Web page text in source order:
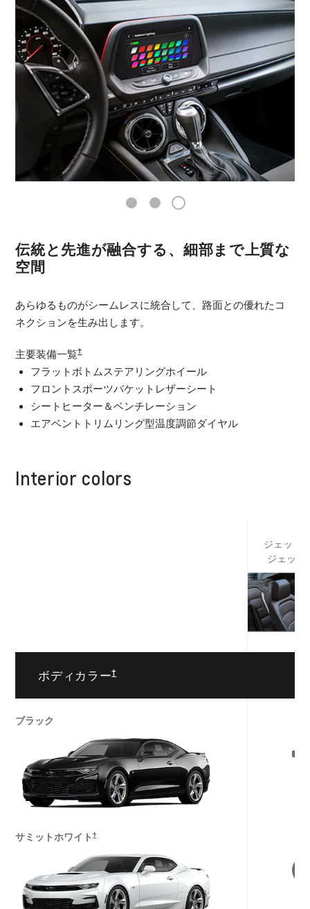
1 2 3
伝統と先進が融合する、細部まで上質な
空間
あらゆるものがシームレスに統合して、路面との優れたコ
ネクションを生み出します。
主要装備一覧†
フラットボトムステアリングホイール
フロントスポーツバケットレザーシート
シートヒーター＆ベンチレーション
エアベントトリムリング型温度調節ダイヤル
Interior colors
ボディカラー†
ブラック
サミットホワイト†
ジェット
ジェット